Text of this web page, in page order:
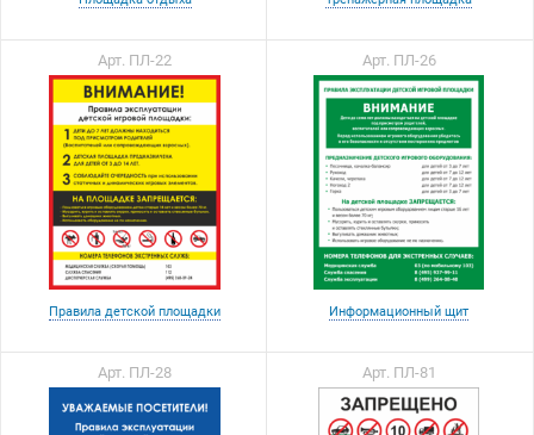
Арт. ПЛ-22
Правила детской площадки
Арт. ПЛ-26
Информационный щит
Арт. ПЛ-28 Арт. ПЛ-81